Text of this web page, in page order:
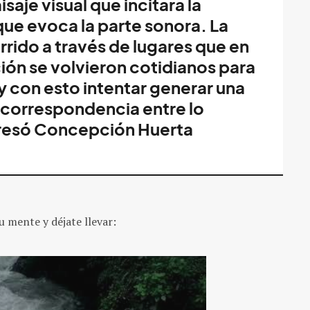
visual que incitara la
evoca la parte sonora. La
a través de lugares que en
se volvieron cotidianos para
con esto intentar generar una
entre lo
Concepción Huerta
mente y déjate llevar: